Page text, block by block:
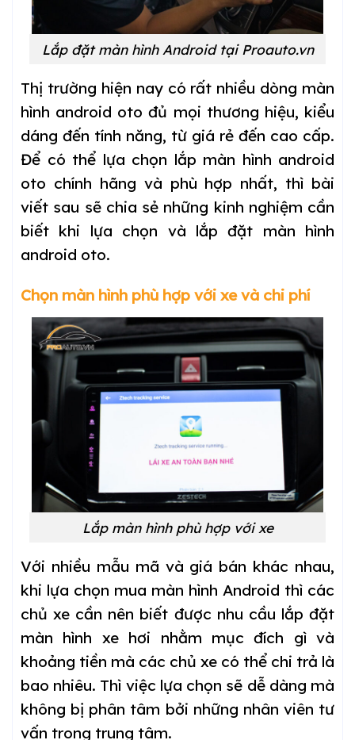
Lắp đặt màn hình Android tại Proauto.vn
Thị trường hiện nay có rất nhiều dòng màn
hình android oto đủ mọi thương hiệu, kiểu
dáng đến tính năng, từ giá rẻ đến cao cấp.
Để có thể lựa chọn lắp màn hình android
oto chính hãng và phù hợp nhất, thì bài
viết sau sẽ chia sẻ những kinh nghiệm cần
biết khi lựa chọn và lắp đặt màn hình
android oto.
Chọn màn hình phù hợp với xe và chi phí
Lắp màn hình phù hợp với xe
Với nhiều mẫu mã và giá bán khác nhau,
khi lựa chọn mua màn hình Android thì các
chủ xe cần nên biết được nhu cầu lắp đặt
màn hình xe hơi nhằm mục đích gì và
khoảng tiền mà các chủ xe có thể chi trả là
bao nhiêu. Thì việc lựa chọn sẽ dễ dàng mà
không bị phân tâm bởi những nhân viên tư
vấn trong trung tâm.